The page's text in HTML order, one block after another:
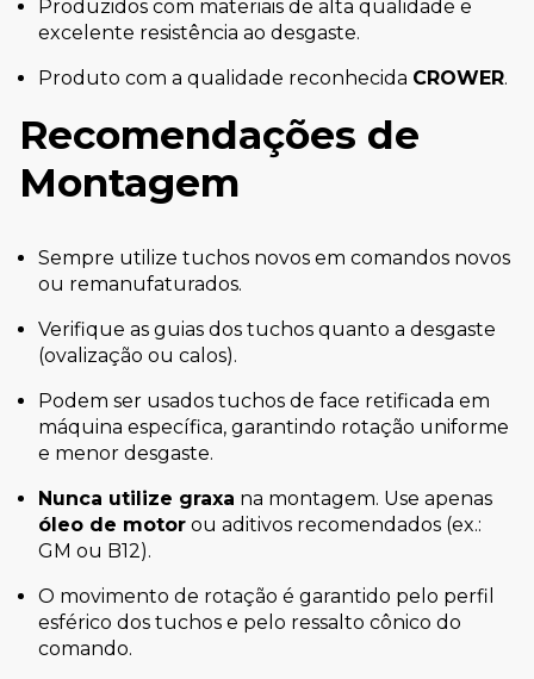
Produzidos com materiais de alta qualidade e
excelente resistência ao desgaste.
Produto com a qualidade reconhecida CROWER.
Recomendações de
Montagem
Sempre utilize tuchos novos em comandos novos
ou remanufaturados.
Verifique as guias dos tuchos quanto a desgaste
(ovalização ou calos).
Podem ser usados tuchos de face retificada em
máquina específica, garantindo rotação uniforme
e menor desgaste.
Nunca utilize graxa na montagem. Use apenas
óleo de motor ou aditivos recomendados (ex.:
GM ou B12).
O movimento de rotação é garantido pelo perfil
esférico dos tuchos e pelo ressalto cônico do
comando.